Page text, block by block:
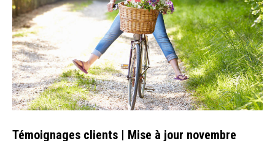
Témoignages clients | Mise à jour novembre